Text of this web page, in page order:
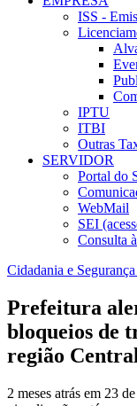
ISS -
IPTU
ITBI
Outras
SERVIDOR
Portal do
WebMail
SEI
Consulta
Cidadania e
Prefeitura
bloqueios de
região Central
2 meses atrás em 23